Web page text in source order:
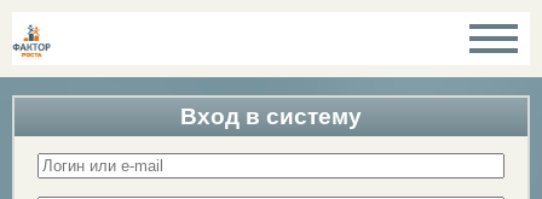
Вход в систему